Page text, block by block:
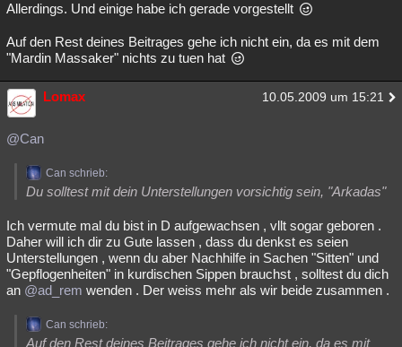
Allerdings. Und einige habe ich gerade vorgestellt
Auf den Rest deines Beitrages gehe ich nicht ein, da es mit dem
"Mardin Massaker" nichts zu tuen hat
Lomax 10.05.2009 um 15:21
@Can
Can schrieb:
Du solltest mit dein Unterstellungen vorsichtig sein, "Arkadas"
Ich vermute mal du bist in D aufgewachsen , vllt sogar geboren .
Daher will ich dir zu Gute lassen , dass du denkst es seien
Unterstellungen , wenn du aber Nachhilfe in Sachen "Sitten" und
"Gepflogenheiten" in kurdischen Sippen brauchst , solltest du dich
an @ad_rem wenden . Der weiss mehr als wir beide zusammen .
Can schrieb:
Auf den Rest deines Beitrages gehe ich nicht ein, da es mit